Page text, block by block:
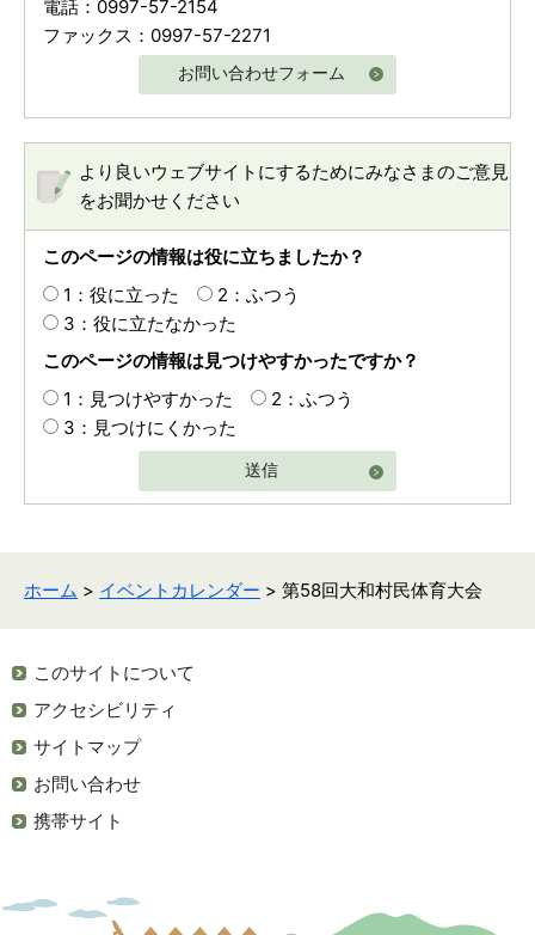
電話：0997-57-2154
ファックス：0997-57-2271
お問い合わせフォーム
より良いウェブサイトにするためにみなさまのご意見
をお聞かせください
このページの情報は役に立ちましたか？
1：役に立った
2：ふつう
3：役に立たなかった
このページの情報は見つけやすかったですか？
1：見つけやすかった
2：ふつう
3：見つけにくかった
送信
ホーム > イベントカレンダー > 第58回大和村民体育大会
このサイトについて
アクセシビリティ
サイトマップ
お問い合わせ
携帯サイト